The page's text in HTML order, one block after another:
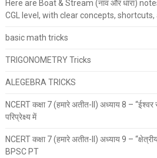
Here are Boat & Stream (नाव और धारा)
CGL level, with clear concepts,
basic math tricks
TRIGONOMETRY Tricks
ALEGEBRA TRICKS
NCERT कक्षा 7 (हमारे अतीत-II) अध्याय 8 –
परिप्रेक्ष्य में
NCERT कक्षा 7 (हमारे अतीत-II) अध्याय 9 –
BPSC PT